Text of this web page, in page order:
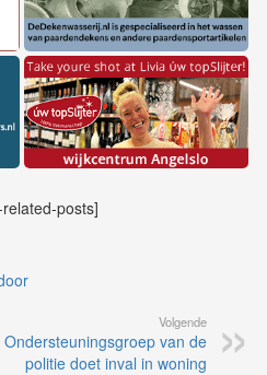
posts]
Volgende
Ondersteuningsgroep van de
politie doet inval in woning